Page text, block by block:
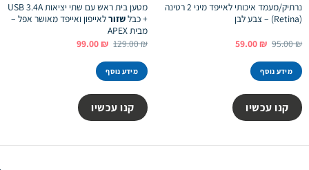
נרתיק/מעמד איכותי לאייפד מיני 2 רטינה
(Retina) – צבע לבן
95.00₪ המחיר
היה:
95.00 ₪.
59.00₪ המחיר
מידע נוסף
קנו עכשיו
מטען בית ראש עם שתי יציאות USB 3.4A
+ כבלשזורלאייפון ואייפד מאושר אפל –
מבית APEX
129.00₪ המחיר
היה:
129.00 ₪.
99.00₪ המחיר
מידע נוסף
קנו עכשיו